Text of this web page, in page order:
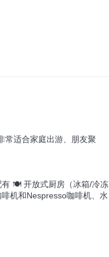
常适合家庭出游、朋友聚
🍽️ 开放式厨房（冰箱/冷冻
机和Nespresso咖啡机、水